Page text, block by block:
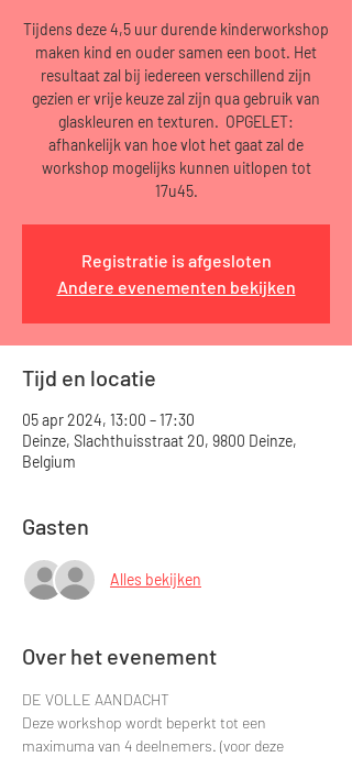
Tijdens deze 4,5 uur durende kinderworkshop
maken kind en ouder samen een boot. Het
resultaat zal bij iedereen verschillend zijn
gezien er vrije keuze zal zijn qua gebruik van
glaskleuren en texturen. OPGELET:
afhankelijk van hoe vlot het gaat zal de
workshop mogelijks kunnen uitlopen tot
17u45.
Registratie is afgesloten
Andere evenementen bekijken
Tijd en locatie
05 apr 2024, 13:00 – 17:30
Deinze, Slachthuisstraat 20, 9800 Deinze,
Belgium
Gasten
Alles bekijken
Over het evenement
DE VOLLE AANDACHT
Deze workshop wordt beperkt tot een
maximuma van 4 deelnemers. (voor deze